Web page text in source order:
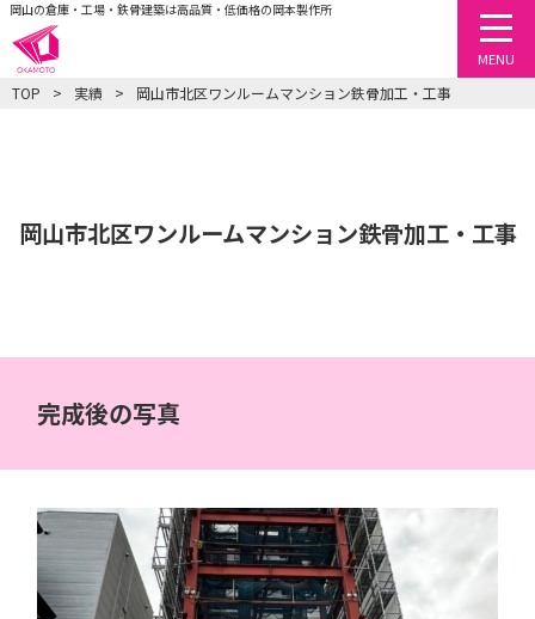
岡山の倉庫・工場・鉄骨建築は高品質・低価格の岡本製作所
TOP 実績 岡山市北区ワンルームマンション鉄骨加工・工事
MENU
岡山市北区ワンルームマンション鉄骨加工・工事
完成後の写真